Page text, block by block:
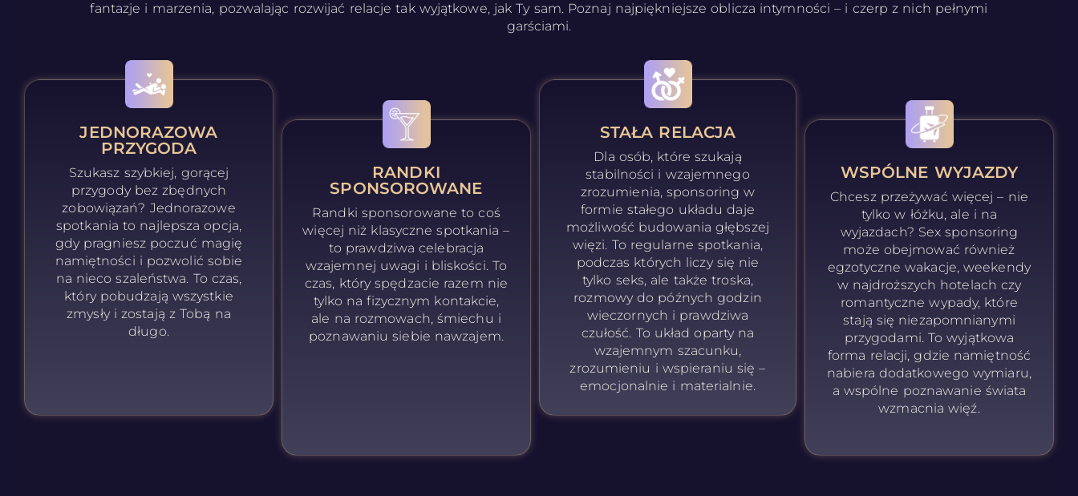
fantazje i marzenia, pozwalając rozwijać relacje tak wyjątkowe, jak Ty sam. Poznaj najpiękniejsze oblicza intymności – i czerp z nich pełnymi
garściami.
JEDNORAZOWA
PRZYGODA
Szukasz szybkiej, gorącej
przygody bez zbędnych
zobowiązań? Jednorazowe
spotkania to najlepsza opcja,
gdy pragniesz poczuć magię
namiętności i pozwolić sobie
na nieco szaleństwa. To czas,
który pobudzają wszystkie
zmysły i zostają z Tobą na
długo.
RANDKI
SPONSOROWANE
Randki sponsorowane to coś
więcej niż klasyczne spotkania –
to prawdziwa celebracja
wzajemnej uwagi i bliskości. To
czas, który spędzacie razem nie
tylko na fizycznym kontakcie,
ale na rozmowach, śmiechu i
poznawaniu siebie nawzajem.
STAŁA RELACJA
Dla osób, które szukają
stabilności i wzajemnego
zrozumienia, sponsoring w
formie stałego układu daje
możliwość budowania głębszej
więzi. To regularne spotkania,
podczas których liczy się nie
tylko seks, ale także troska,
rozmowy do późnych godzin
wieczornych i prawdziwa
czułość. To układ oparty na
wzajemnym szacunku,
zrozumieniu i wspieraniu się –
emocjonalnie i materialnie.
WSPÓLNE WYJAZDY
Chcesz przeżywać więcej – nie
tylko w łóżku, ale i na
wyjazdach? Sex sponsoring
może obejmować również
egzotyczne wakacje, weekendy
w najdroższych hotelach czy
romantyczne wypady, które
stają się niezapomnianymi
przygodami. To wyjątkowa
forma relacji, gdzie namiętność
nabiera dodatkowego wymiaru,
a wspólne poznawanie świata
wzmacnia więź.